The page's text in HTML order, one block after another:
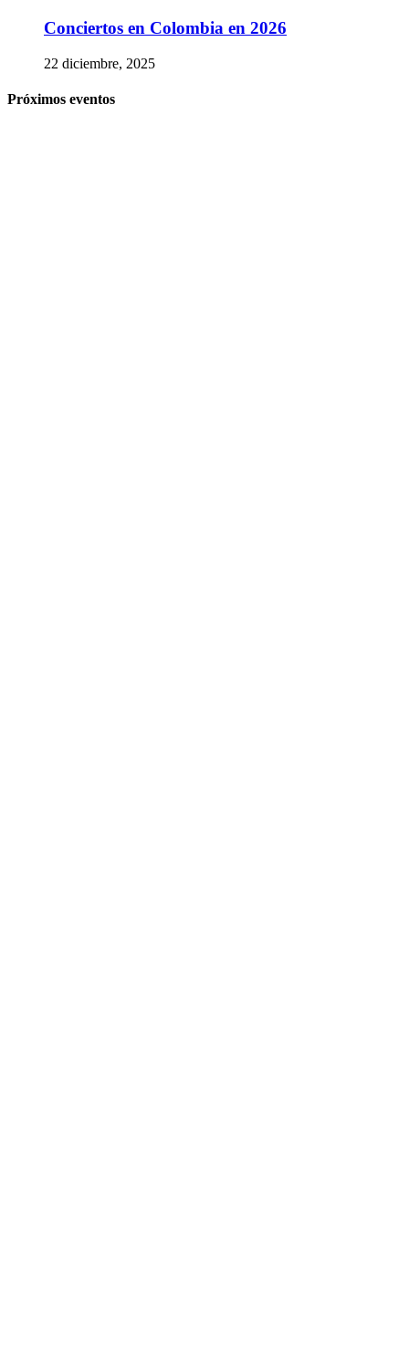
Conciertos en Colombia en 2026
22 diciembre, 2025
Próximos eventos